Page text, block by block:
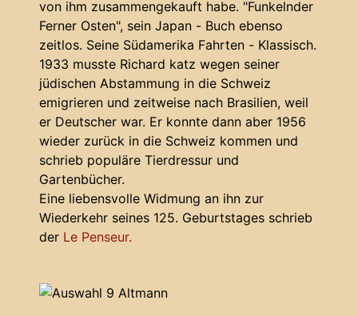
von ihm zusammengekauft habe. "Funkelnder
Ferner Osten", sein Japan - Buch ebenso
zeitlos. Seine Südamerika Fahrten - Klassisch.
1933 musste Richard katz wegen seiner
jüdischen Abstammung in die Schweiz
emigrieren und zeitweise nach Brasilien, weil
er Deutscher war. Er konnte dann aber 1956
wieder zurück in die Schweiz kommen und
schrieb populäre Tierdressur und
Gartenbücher.
Eine liebensvolle Widmung an ihn zur
Wiederkehr seines 125. Geburtstages schrieb
der Le Penseur.